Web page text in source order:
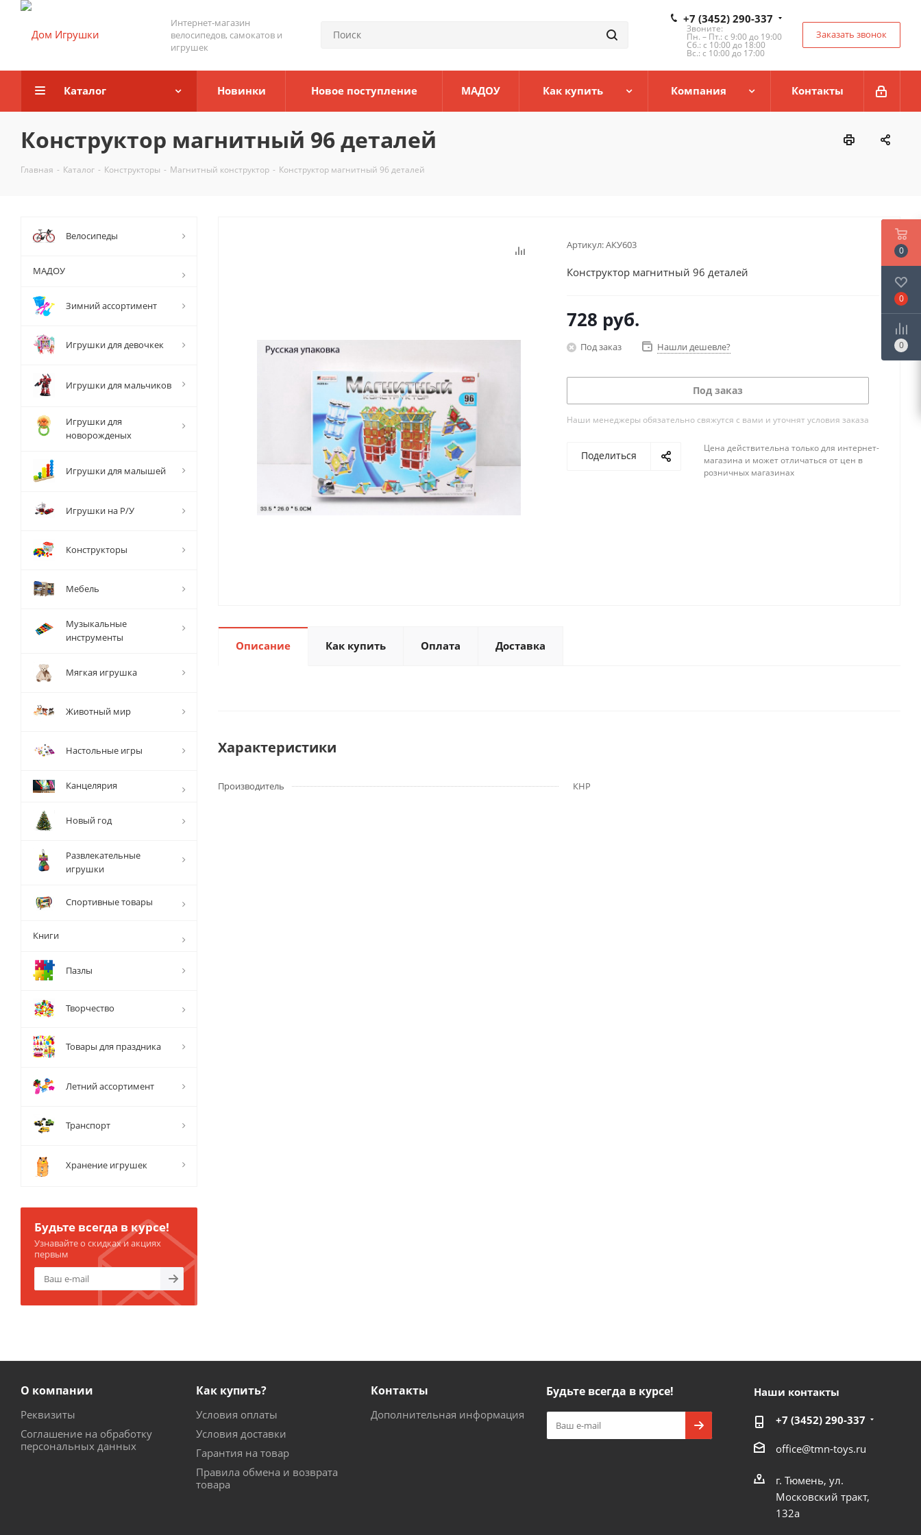
Интернет-магазин
велосипедов, самокатов и
игрушек
+7 (3452) 290-337
Звоните:
Пн. – Пт.: с 9:00 до 19:00
Сб.: с 10:00 до 18:00
Вс.: с 10:00 до 17:00
Заказать звонок
Каталог Новинки Новое поступление МАДОУ Как купить Компания Контакты
Конструктор магнитный 96 деталей
Главная - Каталог - Конструкторы - Магнитный конструктор - Конструктор магнитный 96 деталей
Артикул:АКУ603
Конструктор магнитный 96 деталей
728 руб.
Под заказ Нашли дешевле?
Под заказ
Наши менеджеры обязательно свяжутся с вами и уточнят условия заказа
Поделиться
Цена действительна только для интернет-
магазина и может отличаться от цен в
розничных магазинах
Описание Как купить Оплата Доставка
Характеристики
Производитель КНР
Велосипеды
МАДОУ
Зимний ассортимент
Игрушки для девочкек
Игрушки для мальчиков
Игрушки для
новорожденых
Игрушки для малышей
Игрушки на Р/У
Конструкторы
Мебель
Музыкальные
инструменты
Мягкая игрушка
Животный мир
Настольные игры
Канцелярия
Новый год
Развлекательные
игрушки
Спортивные товары
Книги
Пазлы
Творчество
Товары для праздника
Летний ассортимент
Транспорт
Хранение игрушек
Будьте всегда в курсе!
Узнавайте о скидках и акциях
первым
О компании
Реквизиты
Соглашение на обработку
персональных данных
Как купить?
Условия оплаты
Условия доставки
Гарантия на товар
Правила обмена и возврата
товара
Контакты
Дополнительная информация
Будьте всегда в курсе! Наши контакты
+7 (3452) 290-337
office@tmn-toys.ru
г. Тюмень, ул.
Московский тракт,
132а
0
0
0